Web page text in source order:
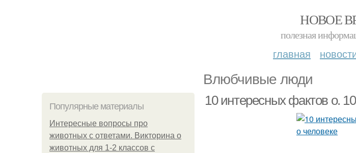
НОВОЕ
полезная
главная
Влюбчивые люди
Популярные материалы
Интересные вопросы про
животных с ответами. Викторина о
животных для 1-2 классов с
10 интересных фактов о.